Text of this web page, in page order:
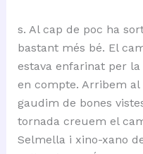
s. Al cap de poc ha
bastant més bé. El
estava enfarinat per la
en compte. Arribem al
gaudim de bones
tornada creuem el
Selmella i xino-xano